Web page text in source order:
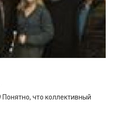
что коллективный